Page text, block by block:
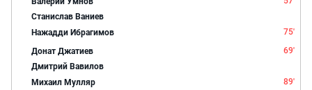
Станислав Ваниев
Нажадди Ибрагимов
75'
Донат Джатиев
69'
Дмитрий Вавилов
Михаил Мулляр
89'